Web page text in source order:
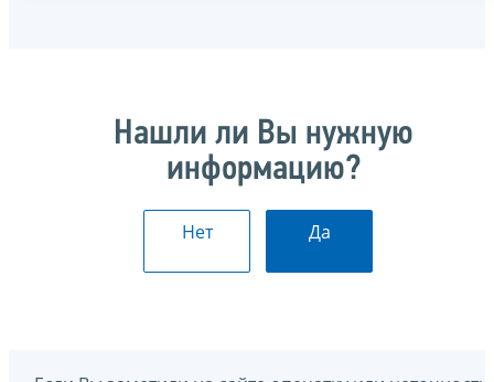
Нашли ли Вы нужную
информацию?
Нет Да